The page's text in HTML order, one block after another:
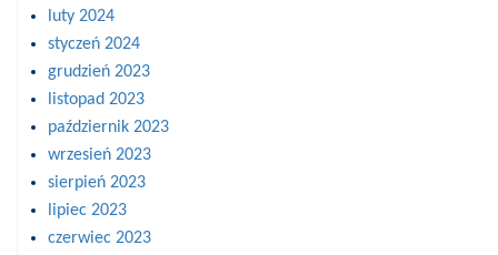
luty 2024
styczeń 2024
grudzień 2023
listopad 2023
październik 2023
wrzesień 2023
sierpień 2023
lipiec 2023
czerwiec 2023